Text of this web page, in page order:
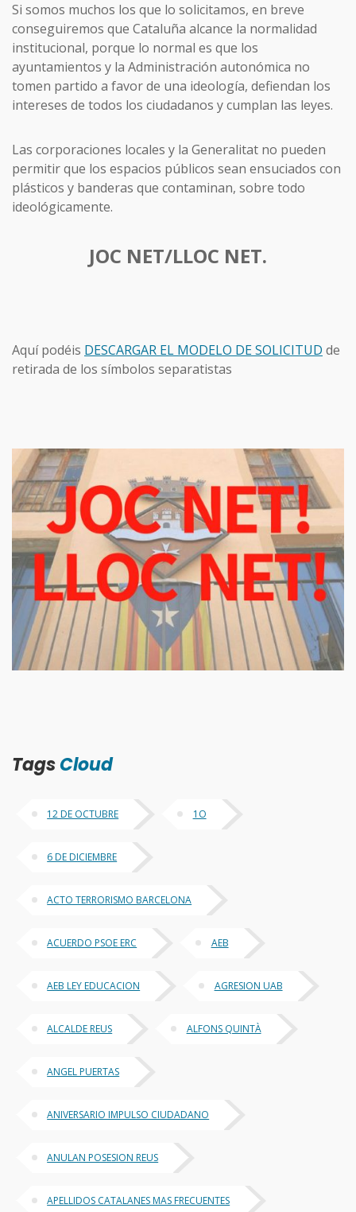
Si somos muchos los que lo solicitamos, en breve
conseguiremos que Cataluña alcance la normalidad
institucional, porque lo normal es que los
ayuntamientos y la Administración autonómica no
tomen partido a favor de una ideología, defiendan los
intereses de todos los ciudadanos y cumplan las leyes.
Las corporaciones locales y la Generalitat no pueden
permitir que los espacios públicos sean ensuciados con
plásticos y banderas que contaminan, sobre todo
ideológicamente.
JOC NET/LLOC NET.
Aquí podéis DESCARGAR EL MODELO DE SOLICITUD de
retirada de los símbolos separatistas
TagsCloud
12 DE OCTUBRE 1O
6 DE DICIEMBRE
ACTO TERRORISMO BARCELONA
ACUERDO PSOE ERC AEB
AEB LEY EDUCACION AGRESION UAB
ALCALDE REUS ALFONS QUINTÀ
ANGEL PUERTAS
ANIVERSARIO IMPULSO CIUDADANO
ANULAN POSESION REUS
APELLIDOS CATALANES MAS FRECUENTES